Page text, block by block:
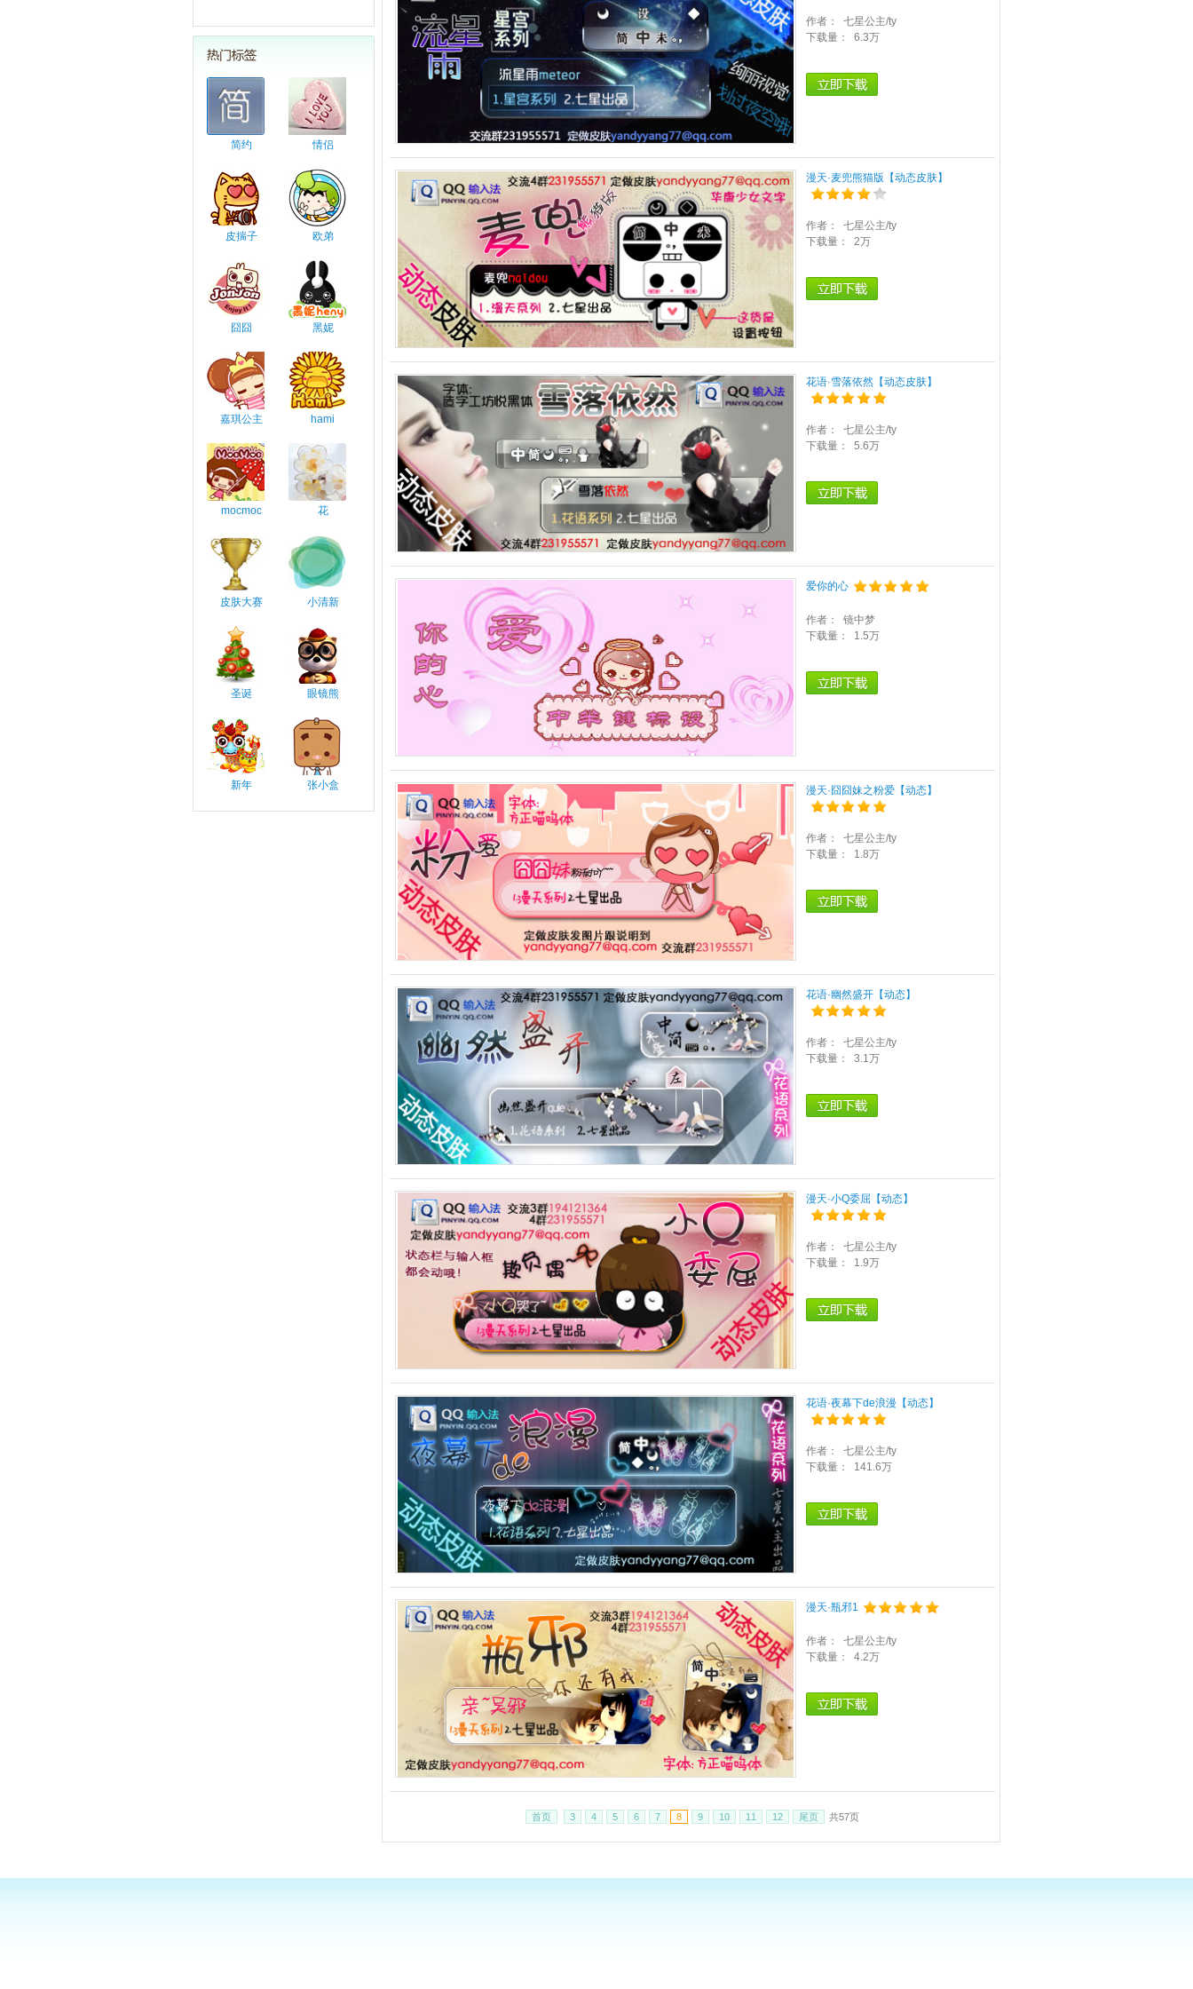
简约 情侣
皮揣子 欧弟
囧囧 黑妮
嘉琪公主 hami
mocmoc 花
皮肤大赛 小清新
圣诞 眼镜熊
新年 张小盒
作者： 七星公主/ty
下载量： 6.3万
漫天·麦兜熊猫版【动态皮肤】
作者： 七星公主/ty
下载量： 2万
花语·雪落依然【动态皮肤】
作者： 七星公主/ty
下载量： 5.6万
爱你的心
作者： 镜中梦
下载量： 1.5万
漫天·囧囧妹之粉爱【动态】
作者： 七星公主/ty
下载量： 1.8万
花语·幽然盛开【动态】
作者： 七星公主/ty
下载量： 3.1万
漫天·小Q委屈【动态】
作者： 七星公主/ty
下载量： 1.9万
花语·夜幕下de浪漫【动态】
作者： 七星公主/ty
下载量： 141.6万
漫天·瓶邪1
作者： 七星公主/ty
下载量： 4.2万
首页 3 4 5 6 7 8 9 10 11 12 尾页 共57页